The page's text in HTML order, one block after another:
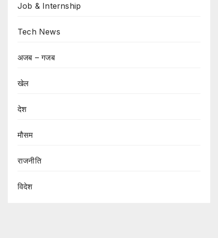
Job & Internship
Tech News
अजब – गजब
खेल
देश
मौसम
राजनीति
विदेश